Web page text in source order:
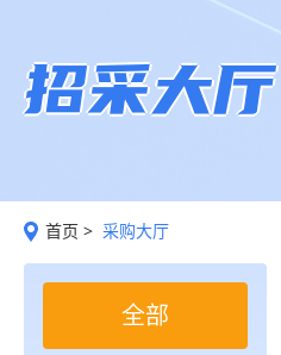
招采大厅
首页 > 采购大厅
全部